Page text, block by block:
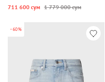
711 600 сум 1 779 000 сум
-60%